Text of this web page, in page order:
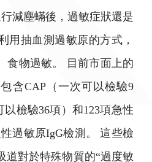
減塵蟎後，過敏症狀還是
用抽血測過敏原的方式，
食物過敏。 目前市面上的
含CAP（一次可以檢驗9
檢驗36項）和123項急性
過敏原IgG檢測。 這些檢
道對於特殊物質的“過度敏